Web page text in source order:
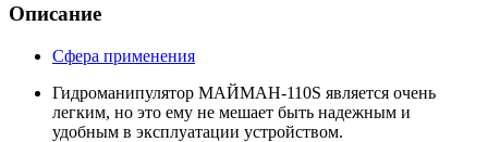
Описание
Сфера применения
Гидроманипулятор МАЙМАН-110S является очень
легким, но это ему не мешает быть надежным и
удобным в эксплуатации устройством.